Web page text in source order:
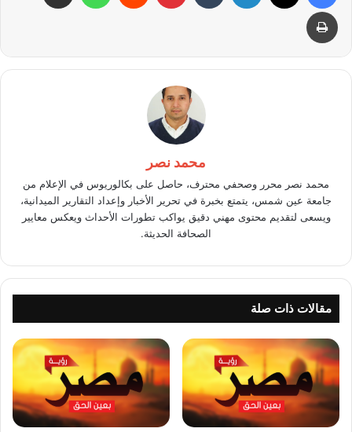
طباعة
محمد نصر
محمد نصر محرر وصحفي محترف، حاصل على بكالوريوس في الإعلام من
جامعة عين شمس، يتمتع بخبرة في تحرير الأخبار وإعداد التقارير الميدانية،
ويسعى لتقديم محتوى مهني دقيق يواكب تطورات الأحداث ويعكس معايير
الصحافة الحديثة.
مقالات ذات صلة